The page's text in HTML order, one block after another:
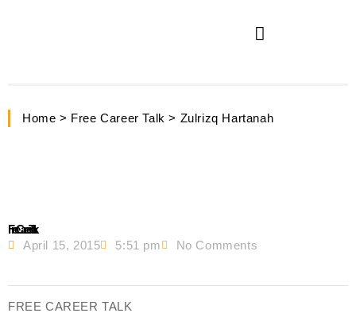
Home > Free Career Talk > Zulrizq Hartanah
Free Career Talk
April 15, 2015
5:51 pm No Comments
FREE CAREER TALK